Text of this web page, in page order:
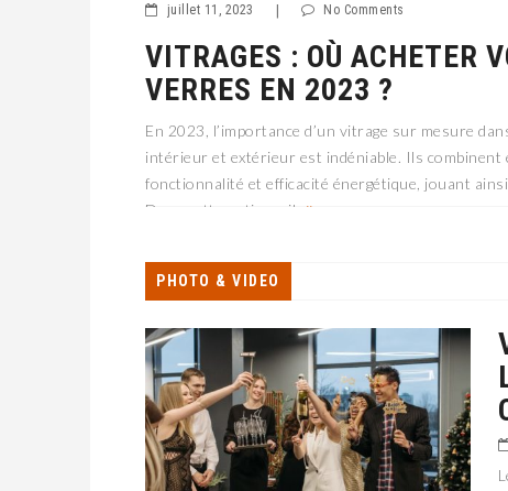
juillet 11, 2023 No Comments
VITRAGES : OÙ ACHETER
VERRES EN 2023 ?
En 2023, l’importance d’un vitrage sur mesure
intérieur et extérieur est indéniable. Ils combinent
fonctionnalité et efficacité énergétique, jouant
Dans cette optique, il
PHOTO & VIDEO